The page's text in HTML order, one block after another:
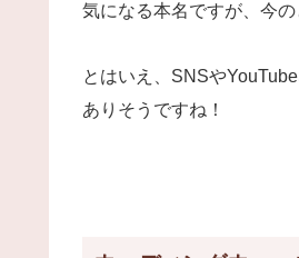
気になる本名ですが、今
とはいえ、SNSや
ありそうですね！